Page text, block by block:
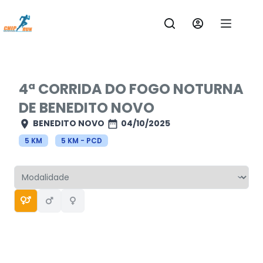
o
4ª CORRIDA DO FOGO NOTURNA
DE BENEDITO NOVO
BENEDITO NOVO 04/10/2025
5 KM 5 KM - PCD